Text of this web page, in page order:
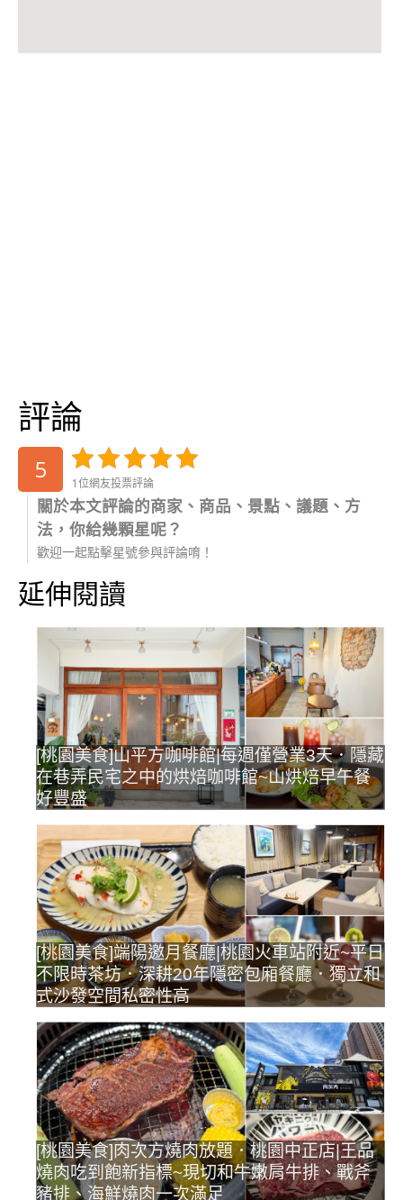
評論
5 1位網友投票評論
關於本文評論的商家、商品、景點、議題、方
法，你給幾顆星呢？
歡迎一起點擊星號參與評論唷！
延伸閱讀
[桃園美食]山平方咖啡館|每週僅營業3天．隱藏
在巷弄民宅之中的烘焙咖啡館~山烘焙早午餐
好豐盛
[桃園美食]端陽邀月餐廳|桃園火車站附近~平日
不限時茶坊．深耕20年隱密包廂餐廳．獨立和
式沙發空間私密性高
[桃園美食]肉次方燒肉放題．桃園中正店|王品
燒肉吃到飽新指標~現切和牛嫩肩牛排、戰斧
豬排、海鮮燒肉一次滿足